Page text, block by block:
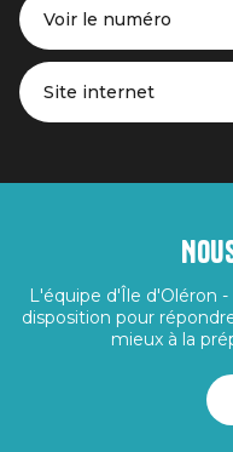
Voir le numéro
Site internet
L'équipe d'Île d'Oléron
disposition pour
mieux à la